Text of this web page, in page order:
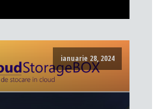
ianuarie 28, 2024